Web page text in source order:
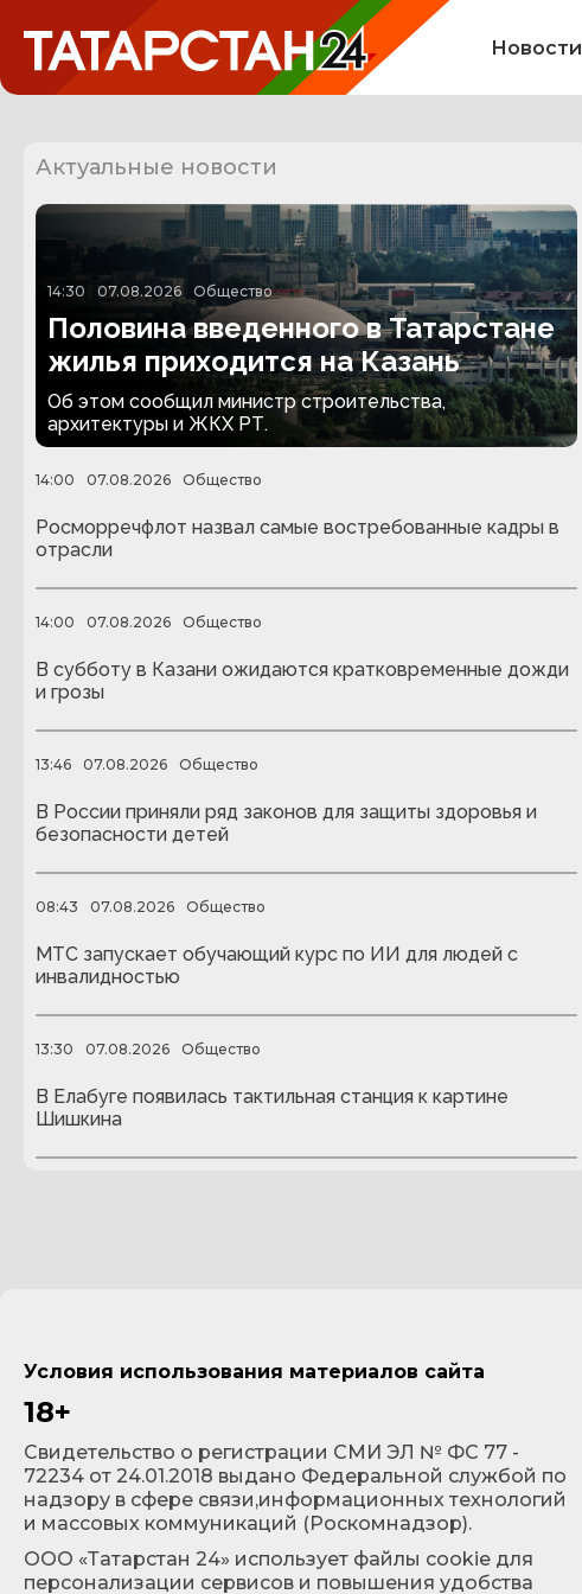
Новости
Актуальные новости
14:30 07.08.2026 Общество
Половина введенного в Татарстане
жилья приходится на Казань
Об этом сообщил министр строительства,
архитектуры и ЖКХ РТ.
14:00 07.08.2026 Общество
Росморречфлот назвал самые востребованные кадры в
отрасли
14:00 07.08.2026 Общество
В субботу в Казани ожидаются кратковременные дожди
и грозы
13:46 07.08.2026 Общество
В России приняли ряд законов для защиты здоровья и
безопасности детей
08:43 07.08.2026 Общество
МТС запускает обучающий курс по ИИ для людей с
инвалидностью
13:30 07.08.2026 Общество
В Елабуге появилась тактильная станция к картине
Шишкина
Условия использования материалов сайта
18+
Cвидетельство о регистрации СМИ ЭЛ № ФС 77 -
72234 от 24.01.2018 выдано Федеральной службой по
надзору в сфере связи,информационных технологий
и массовых коммуникаций (Роскомнадзор).
ООО «Татарстан 24» использует файлы cookie для
персонализации сервисов и повышения удобства